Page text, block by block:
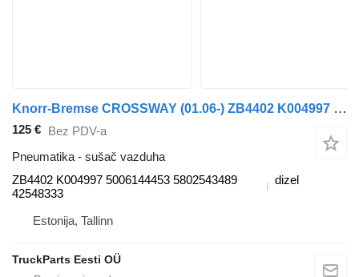
Knorr-Bremse CROSSWAY (01.06-) ZB4402 K004997 sušač vazduha za Irisbus Arway, Crossway, Crealis, Magelys, Proway, Daily Tourys (2006-) autobusa
125 € Bez PDV-a
Pneumatika - sušač vazduha
ZB4402 K004997 5006144453 5802543489
42548333
dizel
Estonija, Tallinn
TruckParts Eesti OÜ